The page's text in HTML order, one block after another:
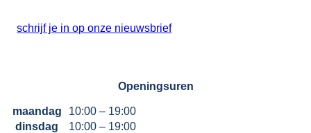
schrijf je in op onze nieuwsbrief
Openingsuren
maandag
10:00 – 19:00
dinsdag
10:00 – 19:00